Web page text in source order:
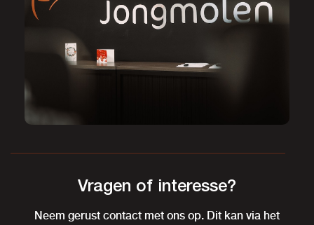
Vragen of interesse?
Neem gerust contact met ons op. Dit kan via het